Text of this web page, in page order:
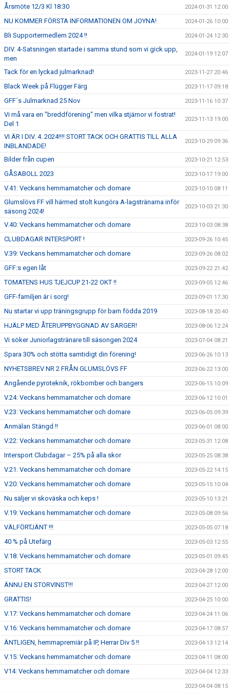
Årsmöte 12/3 Kl 18:30 2024-01-31 12:00
NU KOMMER FÖRSTA INFORMATIONEN OM JOYNA! 2024-01-26 10:00
Bli Supportermedlem 2024 !! 2024-01-24 12:30
DIV. 4-Satsningen startade i samma stund som vi gick upp,
men
2024-01-19 12:07
Tack för en lyckad julmarknad! 2023-11-27 20:46
Black Week på Flügger Färg 2023-11-17 09:18
GFF´s Julmarknad 25 Nov 2023-11-16 10:37
Vi må vara en "breddförening" men vilka stjärnor vi fostrat!
Del 1
2023-11-13 19:00
VI ÄR I DIV. 4. 2024!!!! STORT TACK OCH GRATTIS TILL ALLA
INBLANDADE!
2023-10-29 09:36
Bilder från cupen 2023-10-21 12:53
GÅSABOLL 2023 2023-10-17 19:00
V.41: Veckans hemmamatcher och domare 2023-10-10 08:11
Glumslövs FF vill härmed stolt kungöra A-lagstränarna inför
säsong 2024!
2023-10-03 21:30
V.40: Veckans hemmamatcher och domare 2023-10-03 08:38
CLUBDAGAR INTERSPORT ! 2023-09-26 10:45
V.39: Veckans hemmamatcher och domare 2023-09-26 08:02
GFF:s egen låt 2023-09-22 21:42
TOMATENS HUS TJEJCUP 21-22 OKT !! 2023-09-05 12:46
GFF-familjen är i sorg! 2023-09-01 17:30
Nu startar vi upp träningsgrupp för barn födda 2019 2023-08-18 20:40
HJÄLP MED ÅTERUPPBYGGNAD AV SARGER! 2023-08-06 12:24
Vi söker Juniorlagstränare till säsongen 2024 2023-07-04 08:21
Spara 30% och stötta samtidigt din förening! 2023-06-26 10:13
NYHETSBREV NR 2 FRÅN GLUMSLÖVS FF 2023-06-22 13:00
Angående pyroteknik, rökbomber och bangers 2023-06-15 10:09
V.24: Veckans hemmamatcher och domare 2023-06-12 10:01
V.23: Veckans hemmamatcher och domare 2023-06-05 09:39
Anmälan Stängd !! 2023-06-01 08:00
V.22: Veckans hemmamatcher och domare 2023-05-31 12:08
Intersport Clubdagar – 25% på alla skor 2023-05-25 08:38
V.21: Veckans hemmamatcher och domare 2023-05-22 14:15
V.20: Veckans hemmamatcher och domare 2023-05-15 10:04
Nu säljer vi skoväska och keps ! 2023-05-10 13:21
V.19: Veckans hemmamatcher och domare 2023-05-08 09:56
VÄLFÖRTJÄNT !!! 2023-05-05 07:18
40 % på Utefärg 2023-05-03 12:55
V.18: Veckans hemmamatcher och domare 2023-05-01 09:45
STORT TACK 2023-04-28 12:00
ÄNNU EN STORVINST!!! 2023-04-27 12:00
GRATTIS! 2023-04-25 10:00
V.17: Veckans hemmamatcher och domare 2023-04-24 11:06
V.16: Veckans hemmamatcher och domare 2023-04-17 08:57
ÄNTLIGEN, hemmapremiär på IP, Herrar Div 5 !! 2023-04-13 12:14
V.15: Veckans hemmamatcher och domare 2023-04-11 08:00
V14: Veckans hemmamatcher och domare 2023-04-04 12:33
2023-04-04 08:15